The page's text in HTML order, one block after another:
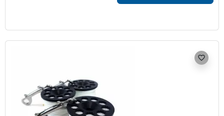
favorite_border